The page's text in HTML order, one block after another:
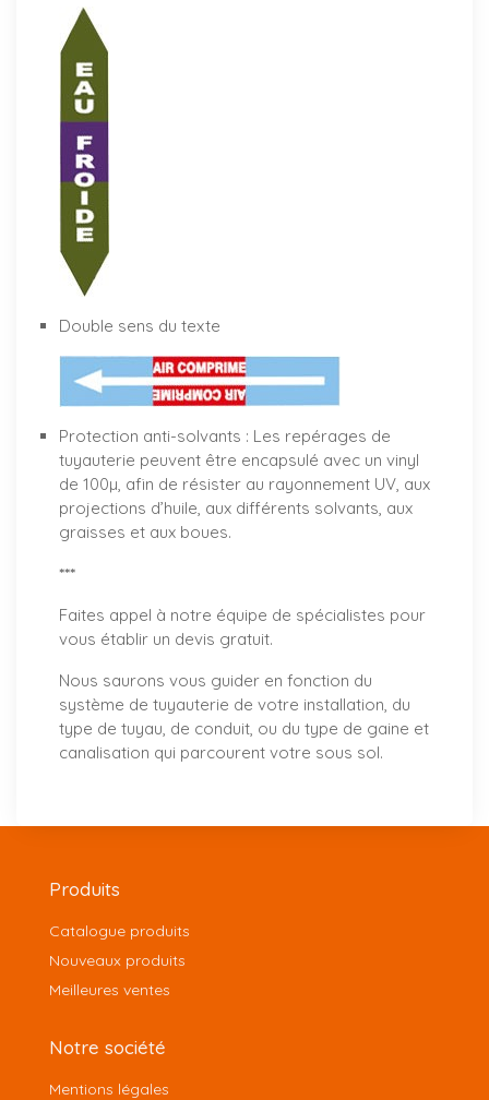
Double sens du texte
Protection anti-solvants : Les repérages de
tuyauterie peuvent être encapsulé avec un vinyl
de 100µ, afin de résister au rayonnement UV, aux
projections d’huile, aux différents solvants, aux
graisses et aux boues.
***
Faites appel à notre équipe de spécialistes pour
vous établir un devis gratuit.
Nous saurons vous guider en fonction du
système de tuyauterie de votre installation, du
type de tuyau, de conduit, ou du type de gaine et
canalisation qui parcourent votre sous sol.
Produits
Catalogue produits
Nouveaux produits
Meilleures ventes
Notre société
Mentions légales